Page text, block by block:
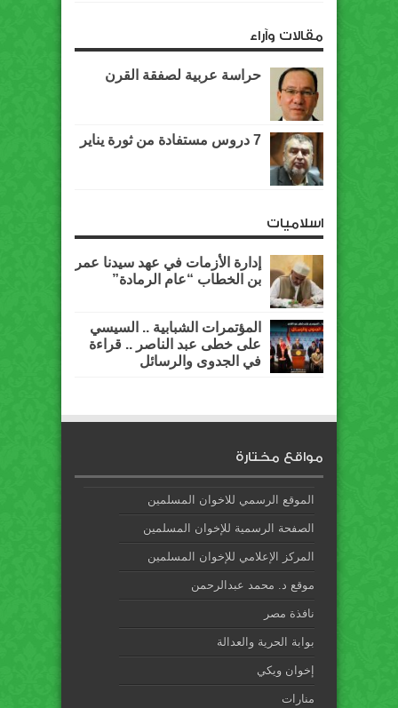
مقالات وآراء
حراسة عربية لصفقة القرن
7 دروس مستفادة من ثورة يناير
اسلاميات
إدارة الأزمات في عهد سيدنا عمر
بن الخطاب “عام الرمادة”
المؤتمرات الشبابية .. السيسي
على خطى عبد الناصر .. قراءة
في الجدوى والرسائل
مواقع مختارة
الموقع الرسمي للاخوان المسلمين
الصفحة الرسمية للإخوان المسلمين
المركز الإعلامي للإخوان المسلمين
موقع د. محمد عبدالرحمن
نافذة مصر
بوابة الحرية والعدالة
إخوان ويكي
منارات